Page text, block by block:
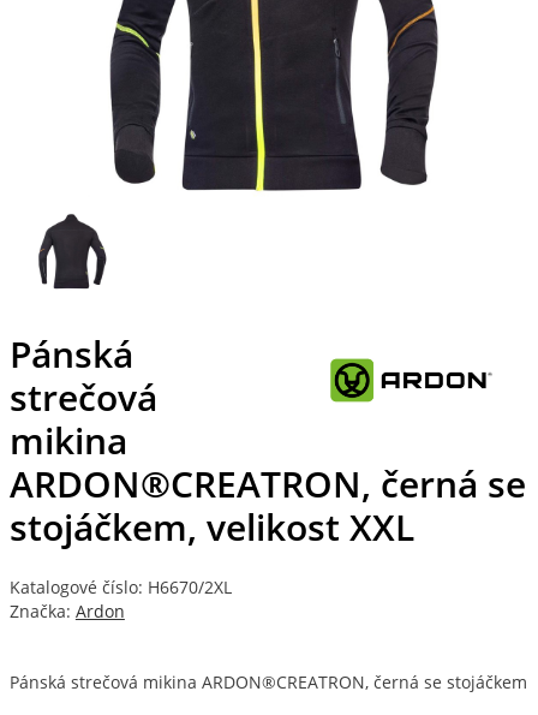
Pánská
strečová
mikina
ARDON®CREATRON, černá se
stojáčkem, velikost XXL
Katalogové číslo: H6670/2XL
Značka: Ardon
Pánská strečová mikina ARDON®CREATRON, černá se stojáčkem